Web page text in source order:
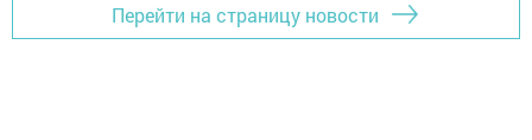
Перейти на страницу новости